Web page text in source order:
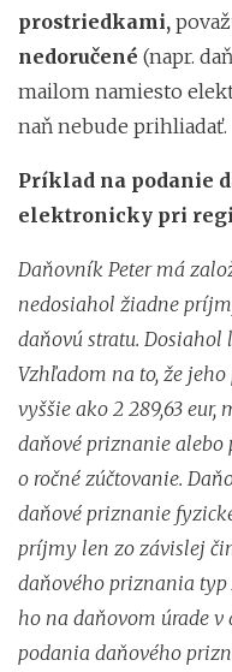
prostriedkami,
nedoručené (napr.
mailom namiesto
naň nebude prihliadať.
Príklad na podanie
elektronicky pri
Daňovník Peter má
nedosiahol žiadne
daňovú stratu.
Vzhľadom na to, že
vyššie ako 2 289,63
daňové priznanie alebo
o ročné zúčtovanie.
daňové priznanie
príjmy len zo závislej
daňového priznania typ
ho na daňovom úrade
podania daňového